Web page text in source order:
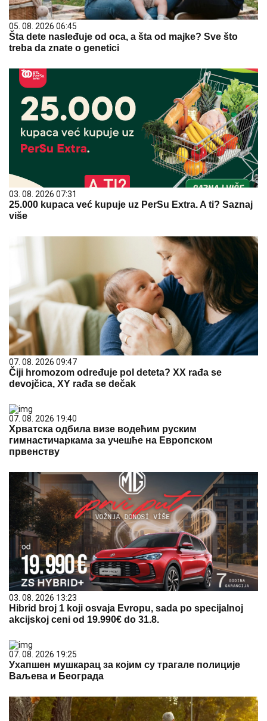
05. 08. 2026 06:45
Šta dete nasleđuje od oca, a šta od majke? Sve što
treba da znate o genetici
03. 08. 2026 07:31
25.000 kupaca već kupuje uz PerSu Extra. A ti? Saznaj
više
07. 08. 2026 09:47
Čiji hromozom određuje pol deteta? XX rađa se
devojčica, XY rađa se dečak
07. 08. 2026 19:40
Хрватска одбила визе водећим руским
гимнастичаркама за учешће на Европском
првенству
03. 08. 2026 13:23
Hibrid broj 1 koji osvaja Evropu, sada po specijalnoj
akcijskoj ceni od 19.990€ do 31.8.
07. 08. 2026 19:25
Ухапшен мушкарац за којим су трагале полиције
Ваљева и Београда